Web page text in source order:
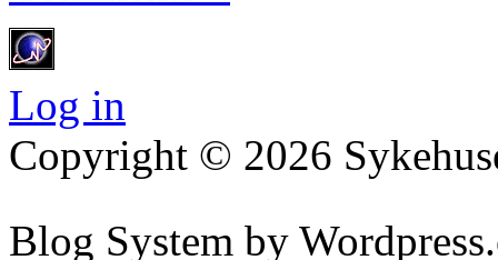
Log in
Copyright © 2026
Blog System by